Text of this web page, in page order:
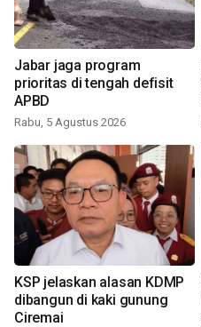
Jabar jaga program
prioritas di tengah defisit
APBD
Rabu, 5 Agustus 2026
KSP jelaskan alasan KDMP
dibangun di kaki gunung
Ciremai